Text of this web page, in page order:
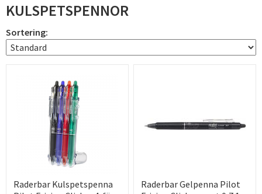
KULSPETSPENNOR
Sortering:
Raderbar Kulspetspenna
Raderbar Gelpenna Pilot